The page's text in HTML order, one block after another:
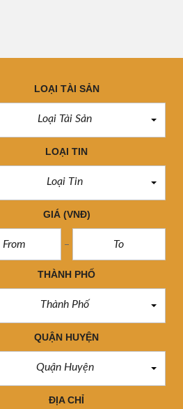
LOẠI TÀI SẢN
Loại Tài Sản
LOẠI TIN
Loại Tin
GIÁ (VNĐ)
THÀNH PHỐ
Thành Phố
QUẬN HUYỆN
Quận Huyện
ĐỊA CHỈ